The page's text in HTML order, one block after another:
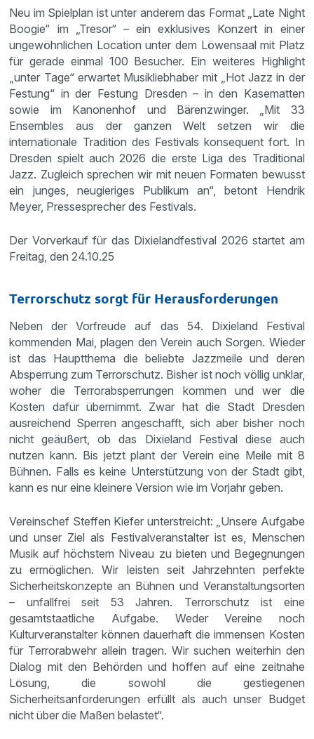
Neu im Spielplan ist unter anderem das Format „Late Night
Boogie“ im „Tresor“ – ein exklusives Konzert in einer
ungewöhnlichen Location unter dem Löwensaal mit Platz
für gerade einmal 100 Besucher. Ein weiteres Highlight
„unter Tage“ erwartet Musikliebhaber mit „Hot Jazz in der
Festung“ in der Festung Dresden – in den Kasematten
sowie im Kanonenhof und Bärenzwinger. „Mit 33
Ensembles aus der ganzen Welt setzen wir die
internationale Tradition des Festivals konsequent fort. In
Dresden spielt auch 2026 die erste Liga des Traditional
Jazz. Zugleich sprechen wir mit neuen Formaten bewusst
ein junges, neugieriges Publikum an“, betont Hendrik
Meyer, Pressesprecher des Festivals.
Der Vorverkauf für das Dixielandfestival 2026 startet am
Freitag, den 24.10.25
Terrorschutz sorgt für Herausforderungen
Neben der Vorfreude auf das 54. Dixieland Festival
kommenden Mai, plagen den Verein auch Sorgen. Wieder
ist das Hauptthema die beliebte Jazzmeile und deren
Absperrung zum Terrorschutz. Bisher ist noch völlig unklar,
woher die Terrorabsperrungen kommen und wer die
Kosten dafür übernimmt. Zwar hat die Stadt Dresden
ausreichend Sperren angeschafft, sich aber bisher noch
nicht geäußert, ob das Dixieland Festival diese auch
nutzen kann. Bis jetzt plant der Verein eine Meile mit 8
Bühnen. Falls es keine Unterstützung von der Stadt gibt,
kann es nur eine kleinere Version wie im Vorjahr geben.
Vereinschef Steffen Kiefer unterstreicht: „Unsere Aufgabe
und unser Ziel als Festivalveranstalter ist es, Menschen
Musik auf höchstem Niveau zu bieten und Begegnungen
zu ermöglichen. Wir leisten seit Jahrzehnten perfekte
Sicherheitskonzepte an Bühnen und Veranstaltungsorten
– unfallfrei seit 53 Jahren. Terrorschutz ist eine
gesamtstaatliche Aufgabe. Weder Vereine noch
Kulturveranstalter können dauerhaft die immensen Kosten
für Terrorabwehr allein tragen. Wir suchen weiterhin den
Dialog mit den Behörden und hoffen auf eine zeitnahe
Lösung, die sowohl die gestiegenen
Sicherheitsanforderungen erfüllt als auch unser Budget
nicht über die Maßen belastet“.